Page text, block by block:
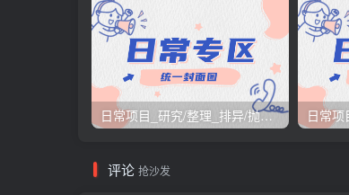
日常项目_研究/整理_排异/抛弃汇总[26.3.15-3.21整理]
评论 抢沙发